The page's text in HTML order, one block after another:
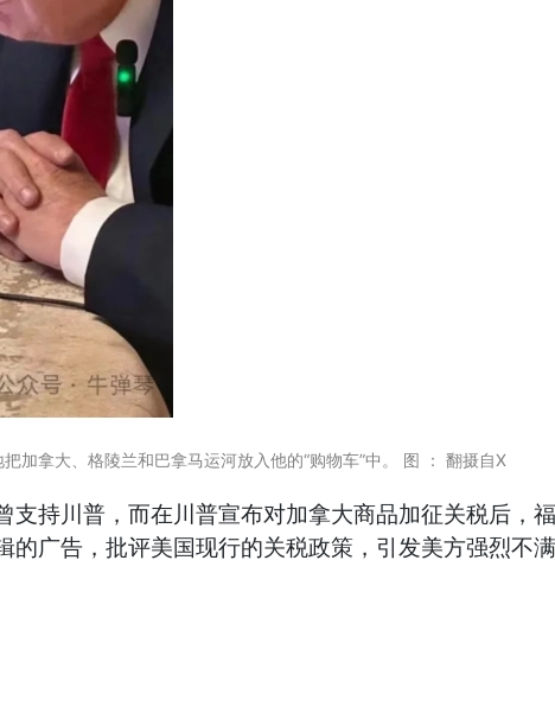
加拿大、格陵兰和巴拿马运河放入他的“购物车”中。 图 ： 翻摄自X
支持川普，而在川普宣布对加拿大商品加征关税后，
广告，批评美国现行的关税政策，引发美方强烈不满